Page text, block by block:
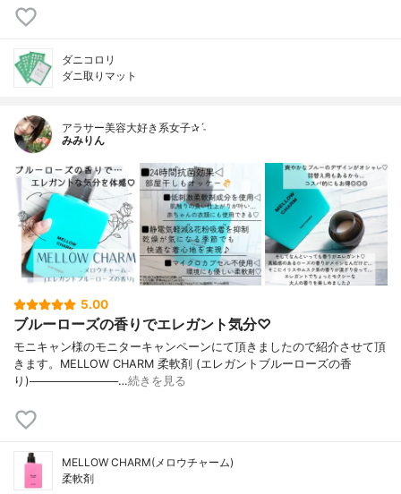
ダニコロリ
ダニ取りマット
アラサー美容大好き系女子✰ˊ˗
みみりん
5.00
ブルーローズの香りでエレガント気分♡
モニキャン様のモニターキャンペーンにて頂きましたので紹介させて頂
きます。MELLOW CHARM 柔軟剤 (エレガントブルーローズの香
り)───────────…続きを見る
MELLOW CHARM(メロウチャーム)
柔軟剤